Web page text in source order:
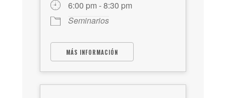
6:00 pm - 8:30 pm
Seminarios
MÁS INFORMACIÓN